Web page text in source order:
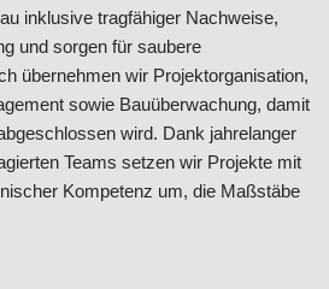
inklusive tragfähiger Nachweise,
und sorgen für saubere
übernehmen wir Projektorganisation,
sowie Bauüberwachung, damit
wird. Dank jahrelanger
Teams setzen wir Projekte mit
Kompetenz um, die Maßstäbe